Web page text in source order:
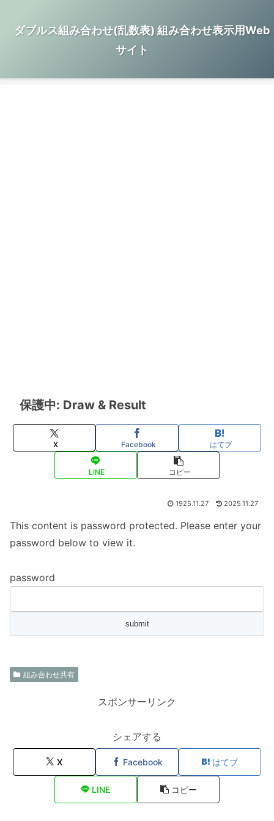
ダブルス組み合わせ(乱数表) 組み合わせ表示用Web
サイト
保護中: Draw & Result
X Facebook はてブ
LINE コピー
1925.11.27 2025.11.27
This content is password protected. Please enter your
password below to view it.
password
組み合わせ共有
スポンサーリンク
シェアする
X Facebook はてブ
LINE コピー